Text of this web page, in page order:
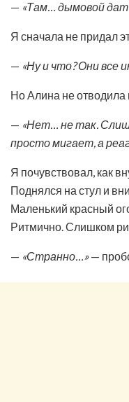
— «Там… дымовой
Я сначала не придал
— «Ну и что? Они все
Но Алина не отводила
— «Нет… не так.
просто мигает, а
Я почувствовал, как
Поднялся на стул и
Маленький красный
Ритмично. Слишком
— «Странно…»—